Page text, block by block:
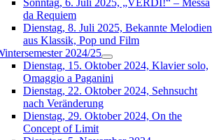
da Requiem
Dienstag, 8. Juli 2025, Bekannte Melodien
aus Klassik, Pop und Film
2024/25
Dienstag, 15. Oktober 2024, Klavier solo,
Omaggio a Paganini
Dienstag, 22. Oktober 2024, Sehnsucht
nach Veränderung
Dienstag, 29. Oktober 2024, On the
Concept of Limit